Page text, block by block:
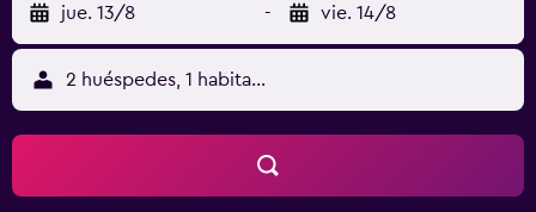
jue. 13/8 - vie. 14/8
2 huéspedes, 1 habitación